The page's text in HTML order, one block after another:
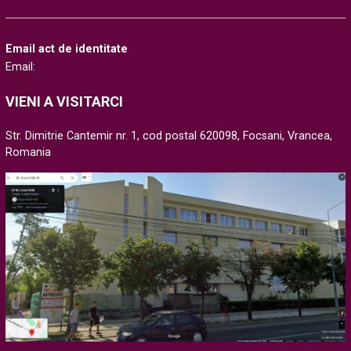
Email act de identitate
Email:
VIENI A VISITARCI
Str. Dimitrie Cantemir nr. 1, cod postal 620098, Focsani, Vrancea,
Romania